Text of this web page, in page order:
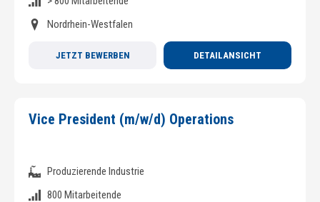
Nordrhein-Westfalen
JETZT BEWERBEN DETAILANSICHT
Vice President (m/w/d) Operations
Produzierende Industrie
800 Mitarbeitende